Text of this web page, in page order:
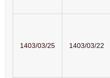
1403/03/22
1403/03/25